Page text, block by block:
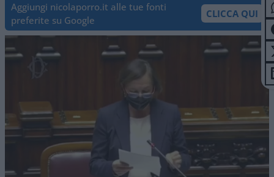
Aggiungi nicolaporro.it alle tue fonti
preferite su Google
CLICCA QUI
Player